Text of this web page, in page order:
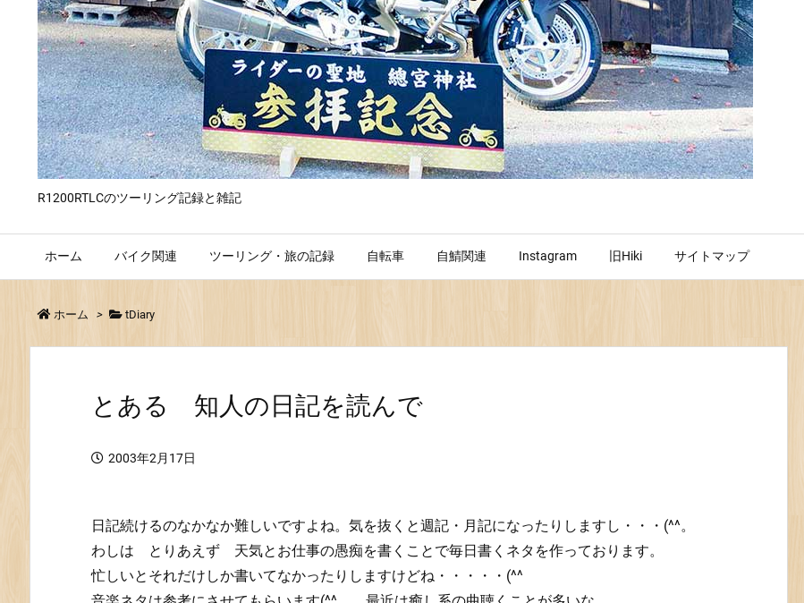
R1200RTLCのツーリング記録と雑記
ホーム バイク関連 ツーリング・旅の記録 自転車 自鯖関連 Instagram 旧Hiki サイトマップ
ホーム > tDiary
とある 知人の日記を読んで
2003年2月17日
日記続けるのなかなか難しいですよね。気を抜くと週記・月記になったりしますし・・・(^^。
わしは とりあえず 天気とお仕事の愚痴を書くことで毎日書くネタを作っております。
忙しいとそれだけしか書いてなかったりしますけどね・・・・・(^^ゞ